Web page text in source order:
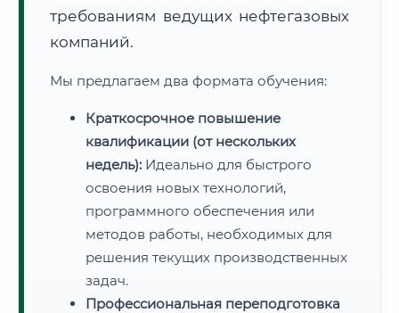
Нажмите на документ для увеличения и просмотра
требованиям ведущих нефтегазовых
компаний.
Мы предлагаем два формата обучения:
Краткосрочное повышение
квалификации (от нескольких
недель): Идеально для быстрого
освоения новых технологий,
программного обеспечения или
методов работы, необходимых для
решения текущих производственных
задач.
Профессиональная переподготовка